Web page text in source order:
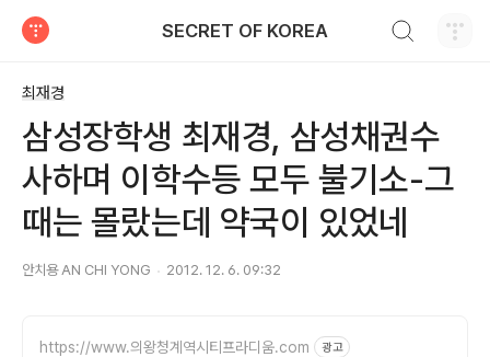
SECRET OF KOREA
최재경
삼성장학생 최재경, 삼성채권수
사하며 이학수등 모두 불기소-그
때는 몰랐는데 약국이 있었네
안치용 AN CHI YONG 2012. 12. 6. 09:32
https://www.의왕청계역시티프라디움.com 광고